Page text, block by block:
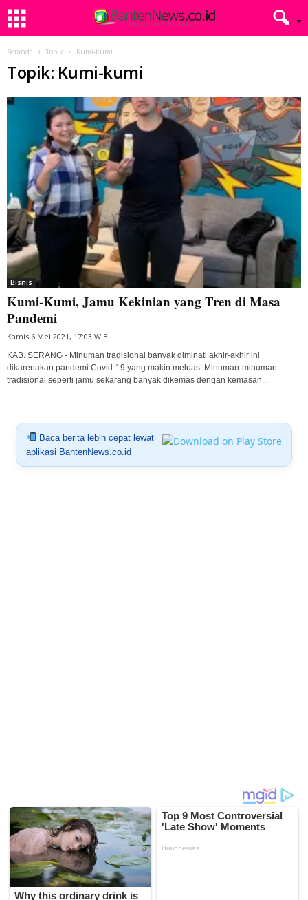
Beranda Topik Kumi-kumi
Topik: Kumi-kumi
Bisnis
Kumi-Kumi, Jamu Kekinian yang Tren di Masa
Pandemi
Kamis 6 Mei 2021, 17:03 WIB
KAB. SERANG - Minuman tradisional banyak diminati akhir-akhir ini
dikarenakan pandemi Covid-19 yang makin meluas. Minuman-minuman
tradisional seperti jamu sekarang banyak dikemas dengan kemasan...
Baca berita lebih cepat lewat
aplikasi BantenNews.co.id